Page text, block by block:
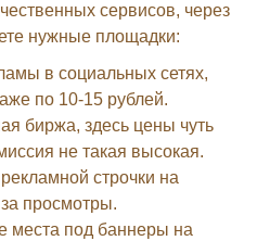
сервисов, через
нужные площадки:
в социальных сетях,
по 10-15 рублей.
биржа, здесь цены чуть
не такая высокая.
строчки на
просмотры.
места под баннеры на